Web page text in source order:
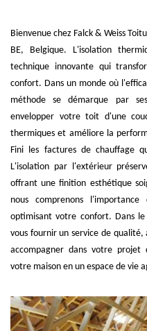
Bienvenue chez Falck & Weiss
BE, Belgique. L'isolation
technique innovante qui
confort. Dans un monde où
méthode se démarque par
envelopper votre toit d'une
thermiques et améliore la
Fini les factures de chauffage
L'isolation par l'extérieur
offrant une finition esthétique
nous comprenons
optimisant votre confort. Dans le
vous fournir un service de qualité,
accompagner dans votre projet
votre maison en un espace de vie